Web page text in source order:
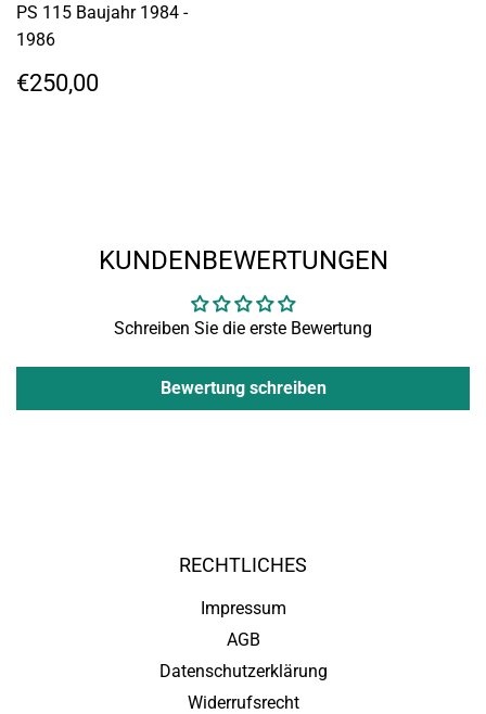
PS 115 Baujahr 1984 -
1986
NORMALER
PREIS
€250,00
KUNDENBEWERTUNGEN
Schreiben Sie die erste Bewertung
Bewertung schreiben
RECHTLICHES
Impressum
AGB
Datenschutzerklärung
Widerrufsrecht